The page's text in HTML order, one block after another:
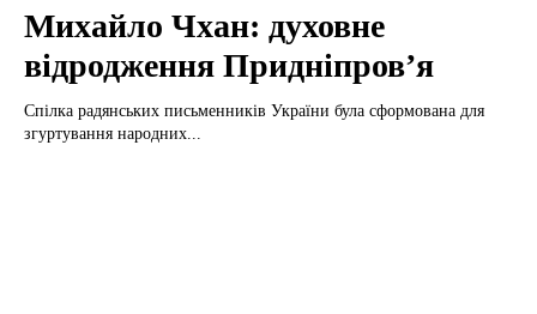
Михайло Чхан: духовне
відродження Придніпров’я
Спілка радянських письменників України була сформована для
згуртування народних...